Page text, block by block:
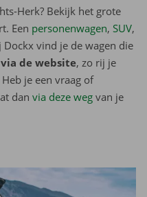
Herk? Bekijk het grote
Een personenwagen, SUV,
Dockx vind je de wagen die
de website, zo rij je
je een vraag of
dan via deze weg van je